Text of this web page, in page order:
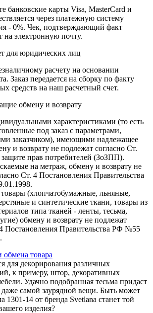
банковские карты Visa, MasterCard и
через платежную систему
- 0%. Чек, подтверждающий факт
на электронную почту.
для юридических лиц
расчету на основании
Заказ передается на сборку по факту
средств на наш расчетный счет.
обмену и возврату
характеристиками (то есть
под заказ с параметрами,
заказчиком), имеющими надлежащее
и возврату не подлежат согласно Ст.
защите прав потребителей (ЗоЗПП).
на метраж, обмену и возврату не
Ст. 4 Постановления Правительства
(хлопчатобумажные, льняные,
и синтетические ткани, товары из
типа тканей - ленты, тесьма,
обмену и возврату не подлежат
Постановления Правительства РФ №55
обмена товара
для декорирования различных
к примеру, штор, декоративных
Удачно подобранная тесьма придаст
самой заурядной вещи. Быть может
1301-14 от бренда Svetlana станет той
изделия?